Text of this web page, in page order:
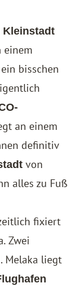
Kleinstadt
einem
bisschen
an einem
definitiv
von
alles zu Fuß
fixiert
Zwei
Melaka liegt